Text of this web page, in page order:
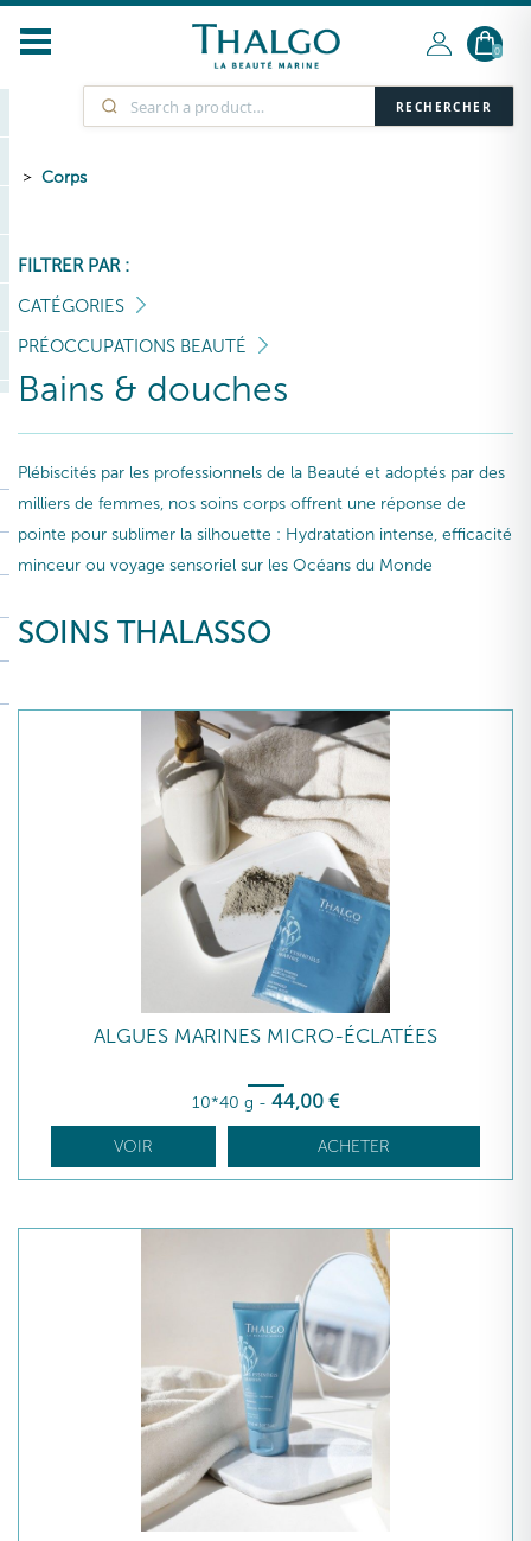
RECHERCHER
0
Corps
FILTRER PAR :
CATÉGORIES
PRÉOCCUPATIONS BEAUTÉ
Bains & douches
Plébiscités par les professionnels de la Beauté et adoptés par des
milliers de femmes, nos soins corps offrent une réponse de
pointe pour sublimer la silhouette : Hydratation intense, efficacité
minceur ou voyage sensoriel sur les Océans du Monde
SOINS THALASSO
ALGUES MARINES MICRO-ÉCLATÉES
10*40 g - 44,00 €
VOIR ACHETER